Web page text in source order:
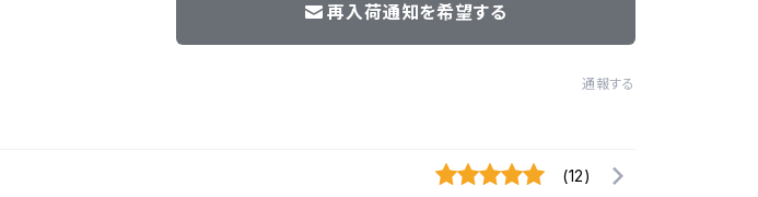
再入荷通知を希望する
通報する
(12)